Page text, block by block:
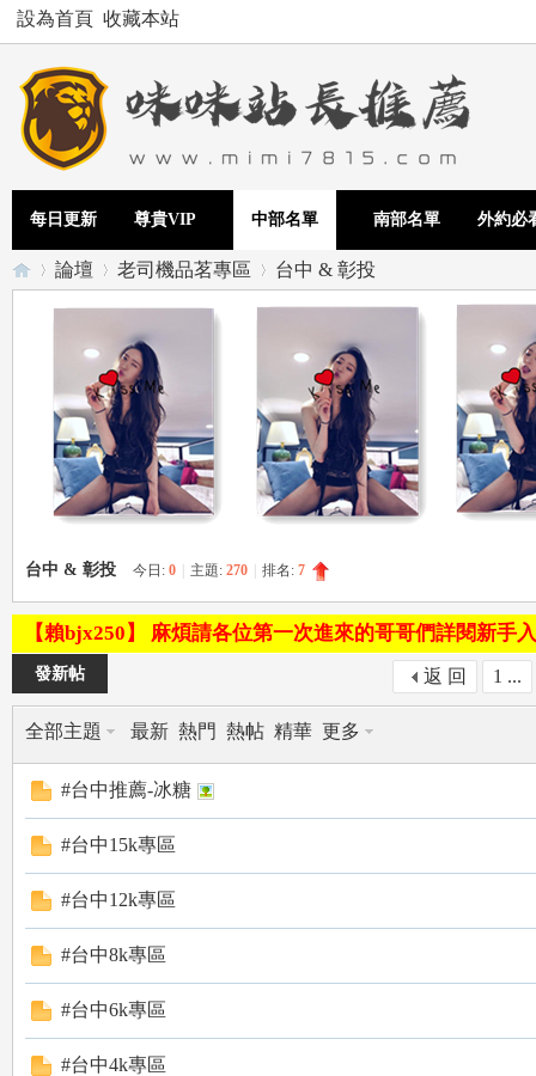
設為首頁 收藏本站
每日更新 尊貴VIP 中部名單 南部名單 外約必
le
論壇
›
老司機品茗專區 台中 & 彰投
台中 & 彰投 今日: 0 主題: 270 排名: 7
【賴bjx250】 麻煩請各位第一次進來的哥哥們詳閱新
1 ...
返 回
發新帖
全部主題 最新 熱門 熱帖 精華 更多
#台中推薦-冰糖
#台中15k專區
#台中12k專區
#台中8k專區
#台中6k專區
#台中4k專區